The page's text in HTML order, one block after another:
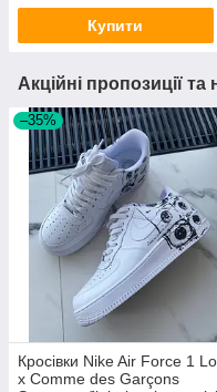
Купити
Акційні пропозиції та
–35%
Кросівки Nike Air Force 1
х Comme des Garçons